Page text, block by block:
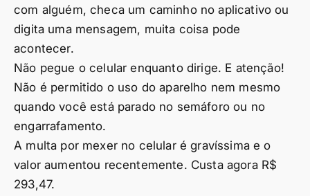
com alguém, checa um caminho no aplicativo ou
digita uma mensagem, muita coisa pode
acontecer.
Não pegue o celular enquanto dirige. E atenção!
Não é permitido o uso do aparelho nem mesmo
quando você está parado no semáforo ou no
engarrafamento.
A multa por mexer no celular é gravíssima e o
valor aumentou recentemente. Custa agora R$
293,47.